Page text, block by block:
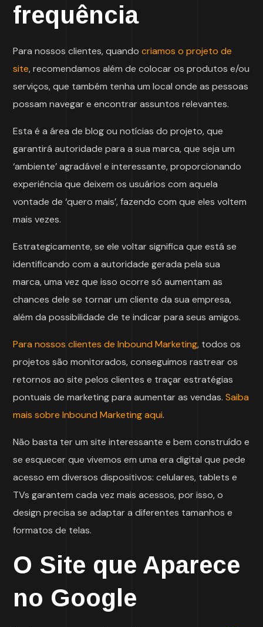
frequência
Para nossos clientes, quandocriamos o projeto de
site, recomendamos além de colocar os produtos e/ou
serviços, que também tenha um local onde as pessoas
possam navegar e encontrar assuntos relevantes.
Esta é a área de blog ou notícias do projeto, que
garantirá autoridade para a sua marca, que seja um
‘ambiente’ agradável e interessante, proporcionando
experiência que deixem os usuários com aquela
vontade de ‘quero mais’, fazendo com que eles voltem
mais vezes.
Estrategicamente, se ele voltar significa que está se
identificando com a autoridade gerada pela sua
marca, uma vez que isso ocorre só aumentam as
chances dele se tornar um cliente da sua empresa,
além da possibilidade de te indicar para seus amigos.
Para nossos clientes de Inbound Marketing, todos os
projetos são monitorados, conseguimos rastrear os
retornos ao site pelos clientes e traçar estratégias
pontuais de marketing para aumentar as vendas.Saiba
mais sobre Inbound Marketing aqui.
Não basta ter um site interessante e bem construído e
se esquecer que vivemos em uma era digital que pede
acesso em diversos dispositivos: celulares, tablets e
TVs garantem cada vez mais acessos, por isso, o
design precisa se adaptar a diferentes tamanhos e
formatos de telas.
O Site que Aparece
no Google